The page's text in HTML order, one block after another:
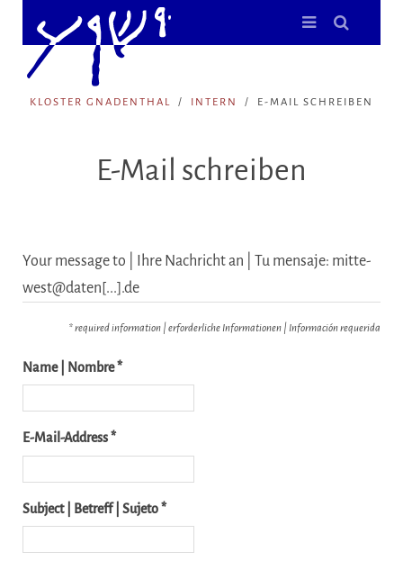
KLOSTER GNADENTHAL INTERN E-MAIL SCHREIBEN
E-Mail schreiben
Your message to | Ihre Nachricht an | Tu mensaje: mitte-
west@daten[...].de
* required information | erforderliche Informationen | Información requerida
Name | Nombre *
E-Mail-Address *
Subject | Betreff | Sujeto *